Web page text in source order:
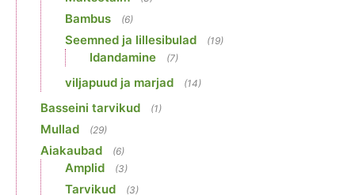
Bambus (6)
Seemned ja lillesibulad (19)
Idandamine (7)
viljapuud ja marjad (14)
Basseini tarvikud (1)
Mullad (29)
Aiakaubad (6)
Amplid (3)
Tarvikud (3)